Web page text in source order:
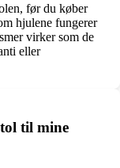
før du køber
hjulene fungerer
virker som de
eller
til mine